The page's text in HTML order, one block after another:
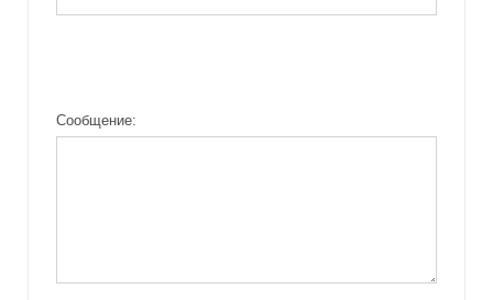
Сообщение: